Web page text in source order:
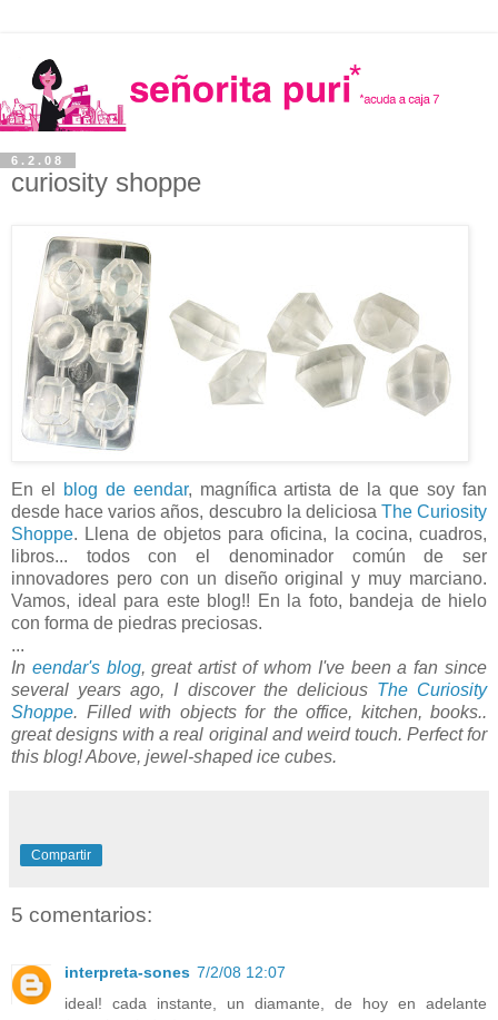
6.2.08
curiosity shoppe
En el blog de eendar, magnífica artista de la que soy fan
desde hace varios años, descubro la deliciosa The Curiosity
Shoppe. Llena de objetos para oficina, la cocina, cuadros,
libros... todos con el denominador común de ser
innovadores pero con un diseño original y muy marciano.
Vamos, ideal para este blog!! En la foto, bandeja de hielo
con forma de piedras preciosas.
...
In eendar's blog, great artist of whom I've been a fan since
several years ago, I discover the delicious The Curiosity
Shoppe. Filled with objects for the office, kitchen, books..
great designs with a real original and weird touch. Perfect for
this blog! Above, jewel-shaped ice cubes.
Compartir
5 comentarios:
interpreta-sones 7/2/08 12:07
ideal! cada instante, un diamante, de hoy en adelante